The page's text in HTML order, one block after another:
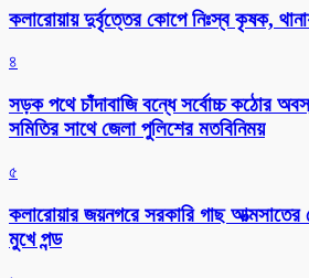
কলারোয়ায় দুর্বৃত্তের কোপে নিঃস্ব কৃষক,
৪
সড়ক পথে চাঁদাবাজি বন্ধে সর্বোচ্চ কঠোর
সমিতির সাথে জেলা পুলিশের মতবিনিময়
৫
কলারোয়ার জয়নগরে সরকারি গাছ আত্মসাতের
মুখে পন্ড